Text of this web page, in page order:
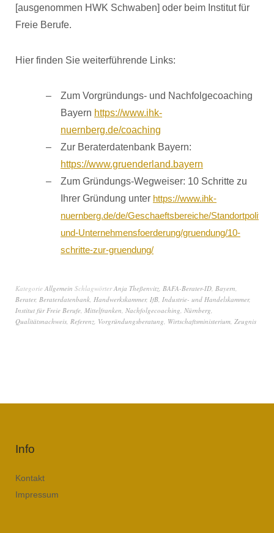
[ausgenommen HWK Schwaben] oder beim Institut für
Freie Berufe.
Hier finden Sie weiterführende Links:
Zum Vorgründungs- und Nachfolgecoaching
Bayern https://www.ihk-
nuernberg.de/coaching
Zur Beraterdatenbank Bayern:
https://www.gruenderland.bayern
Zum Gründungs-Wegweiser: 10 Schritte zu
Ihrer Gründung unter https://www.ihk-
nuernberg.de/de/Geschaeftsbereiche/Standortpolitik-
und-Unternehmensfoerderung/gruendung/10-
schritte-zur-gruendung/
Kategorie Allgemein SchlagwörterAnja Theßenvitz, BAFA-Berater-ID, Bayern,
Berater, Beraterdatenbank, Handwerkskammer, IfB, Industrie- und Handelskammer,
Institut für Freie Berufe, Mittelfranken, Nachfolgecoaching, Nürnberg,
Qualitätsnachweis, Referenz, Vorgründungsberatung, Wirtschaftsministerium, Zeugnis
Info
Kontakt
Impressum